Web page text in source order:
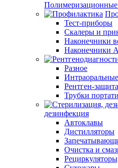
Тест-приборы
Скалеры и
Наконечники
Наконечники
Разное
Рентген-защита
Трубки
дезинфекция
Автоклавы
Дистилляторы
Очистка и